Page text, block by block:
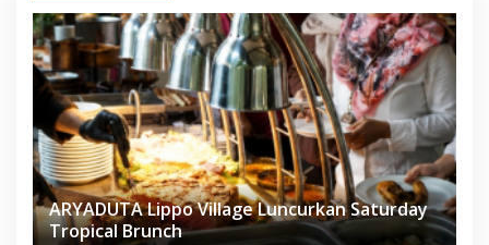
ARYADUTA Lippo Village Luncurkan Saturday
Tropical Brunch